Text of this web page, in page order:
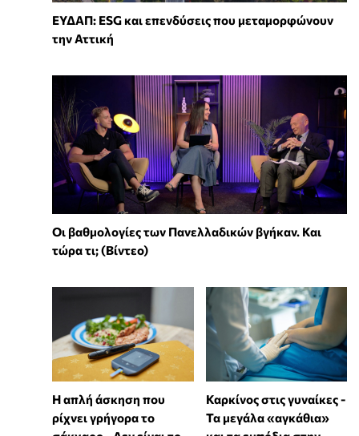
ΕΥΔΑΠ: ESG και επενδύσεις που μεταμορφώνουν
την Αττική
Οι βαθμολογίες των Πανελλαδικών βγήκαν. Και
τώρα τι; (Βίντεο)
Η απλή άσκηση που
ρίχνει γρήγορα το
Καρκίνος στις γυναίκες -
Τα μεγάλα «αγκάθια»